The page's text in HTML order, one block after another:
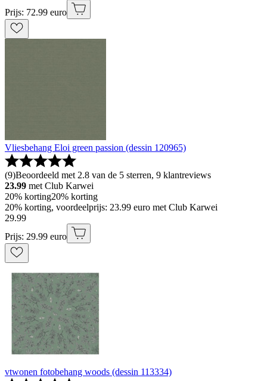
Prijs: 72.99 euro
Vliesbehang Eloi green passion (dessin 120965)
(9)Beoordeeld met 2.8 van de 5 sterren, 9 klantreviews
23.99 met Club Karwei
20% korting20% korting
20% korting, voordeelprijs: 23.99 euro met Club Karwei
29.99
Prijs: 29.99 euro
vtwonen fotobehang woods (dessin 113334)